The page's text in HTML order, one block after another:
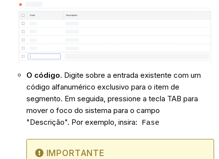
O código. Digite sobre a entrada existente com um
código alfanumérico exclusivo para o item de
segmento. Em seguida, pressione a tecla TAB para
mover o foco do sistema para o campo
"Descrição". Por exemplo, insira: Fase
IMPORTANTE